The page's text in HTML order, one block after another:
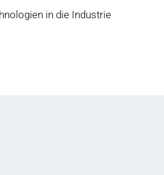
in die Industrie